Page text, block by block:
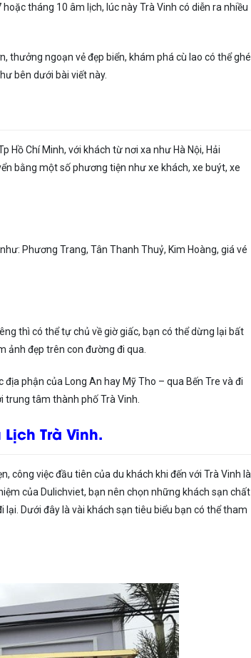
tháng 10 âm lịch, lúc này Trà Vinh có diễn ra nhiều
ngoạn vẻ đẹp biển, khám phá cù lao có thể ghé
bên dưới bài viết này.
Hồ Chí Minh, với khách từ nơi xa như Hà Nội, Hải
bằng một số phương tiện như xe khách, xe buýt, xe
Phương Trang, Tân Thanh Thuỷ, Kim Hoàng, giá vé
thì có thể tự chủ về giờ giấc, bạn có thể dừng lại bất
ảnh đẹp trên con đường đi qua.
phận của Long An hay Mỹ Tho – qua Bến Tre và đi
trung tâm thành phố Trà Vinh.
Trà Vinh.
công việc đầu tiên của du khách khi đến với Trà Vinh là
của Dulichviet, bạn nên chọn những khách sạn chất
Dưới đây là vài khách sạn tiêu biểu bạn có thể tham